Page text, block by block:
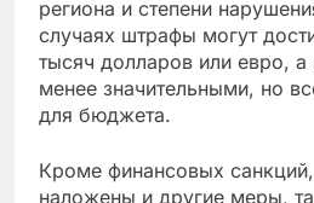
региона и степени
случаях штрафы могут
тысяч долларов или евро, а
менее значительными, но
для бюджета.
Кроме финансовых
наложены и другие меры,